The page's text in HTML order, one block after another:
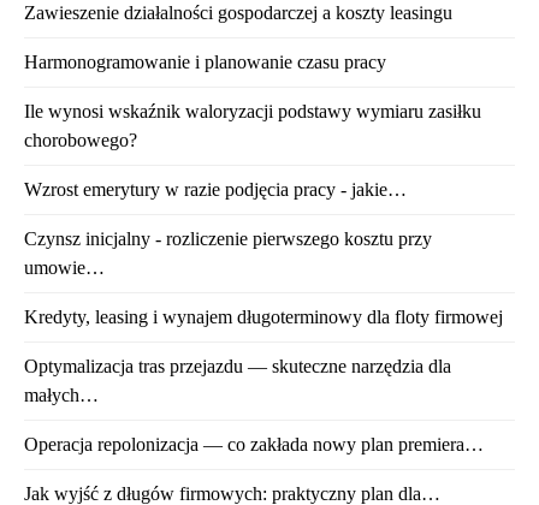
Zawieszenie działalności gospodarczej a koszty leasingu
Harmonogramowanie i planowanie czasu pracy
Ile wynosi wskaźnik waloryzacji podstawy wymiaru zasiłku
chorobowego?
Wzrost emerytury w razie podjęcia pracy - jakie…
Czynsz inicjalny - rozliczenie pierwszego kosztu przy
umowie…
Kredyty, leasing i wynajem długoterminowy dla floty firmowej
Optymalizacja tras przejazdu — skuteczne narzędzia dla
małych…
Operacja repolonizacja — co zakłada nowy plan premiera…
Jak wyjść z długów firmowych: praktyczny plan dla…